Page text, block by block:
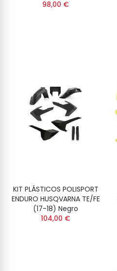
98,00 €
KIT PLÁSTICOS POLISPORT
ENDURO HUSQVARNA TE/FE
(17-18) Negro
104,00 €